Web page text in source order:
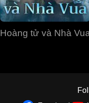
Hoàng tử và Nhà